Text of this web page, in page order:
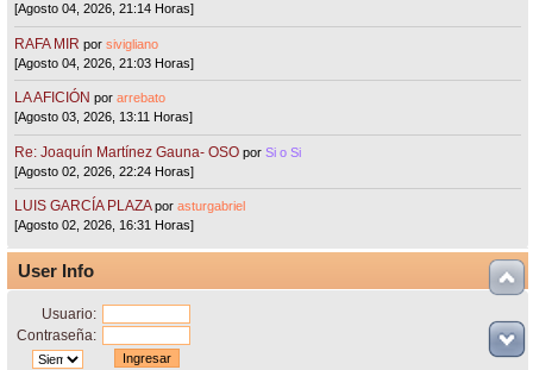
[Agosto 04, 2026, 21:14 Horas]
RAFA MIR porsivigliano
[Agosto 04, 2026, 21:03 Horas]
LA AFICIÓN porarrebato
[Agosto 03, 2026, 13:11 Horas]
Re: Joaquín Martínez Gauna- OSO porSi o Si
[Agosto 02, 2026, 22:24 Horas]
LUIS GARCÍA PLAZA porasturgabriel
[Agosto 02, 2026, 16:31 Horas]
User Info
Usuario:
Contraseña: